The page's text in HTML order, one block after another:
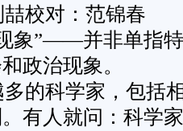
校对：范锦春
象”——并非单指
政治现象。
的科学家，包括
有人就问：科学